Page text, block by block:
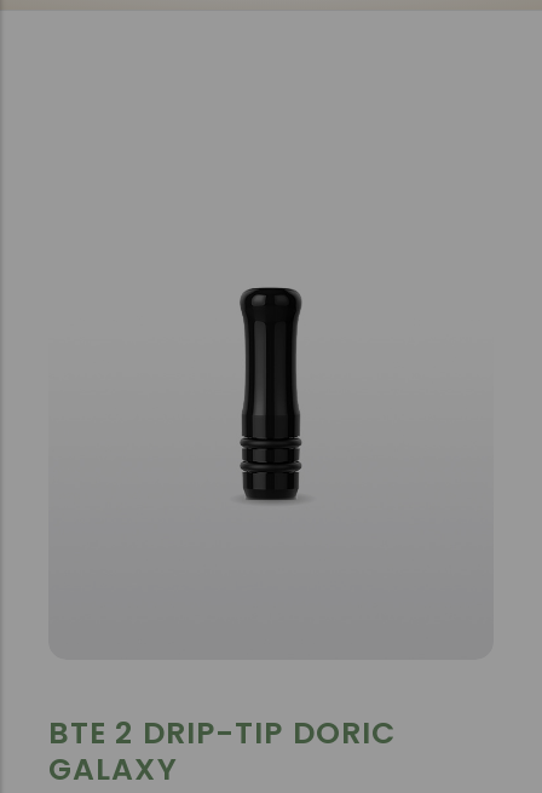
BTE 2 DRIP-TIP DORIC
GALAXY